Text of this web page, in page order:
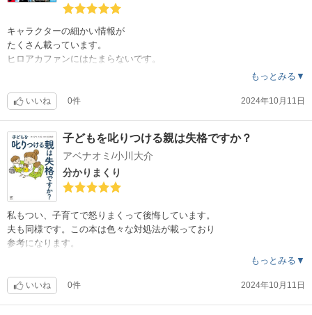
キャラクターの細かい情報が
たくさん載っています。
ヒロアカファンにはたまらないです。
もっとみる▼
いいね 0件 2024年10月11日
子どもを叱りつける親は失格ですか？
アベナオミ/小川大介
分かりまくり
私もつい、子育てで怒りまくって後悔しています。
夫も同様です。この本は色々な対処法が載っており
参考になります。
もっとみる▼
いいね 0件 2024年10月11日